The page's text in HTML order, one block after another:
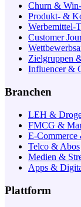
Churn &
Produkt- &
Werbemittel-
Customer
Zielgruppen
Influencer &
Branchen
LEH &
FMCG &
E-
Telco & Abos
Medien &
Apps &
Plattform